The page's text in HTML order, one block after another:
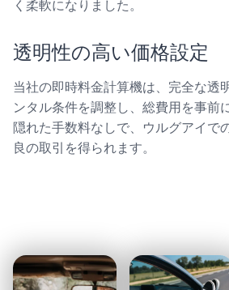
く柔軟になりました。
透明性の高い価格設定
当社の即時料金計算機は、完全な透
ンタル条件を調整し、総費用を事前
隠れた手数料なしで、ウルグアイで
良の取引を得られます。